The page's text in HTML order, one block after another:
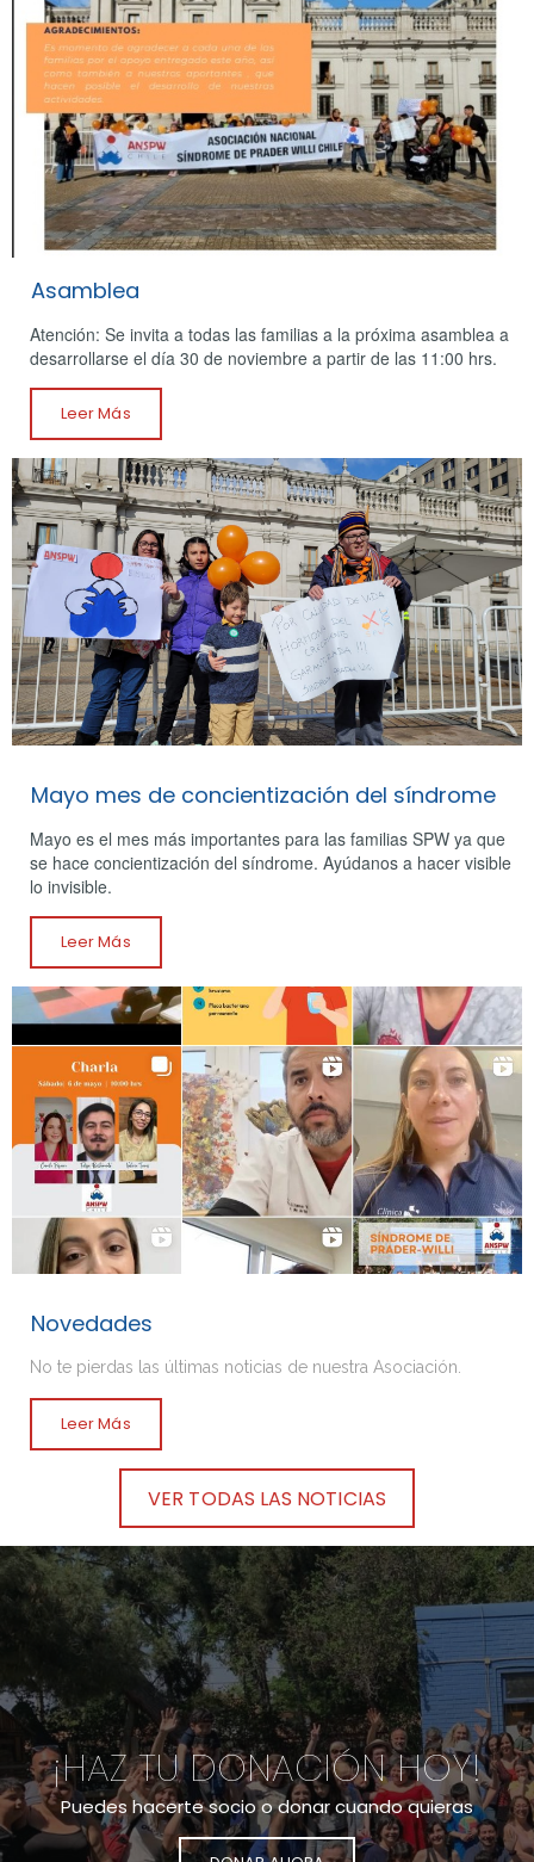
Asamblea
Atención: Se invita a todas las familias a la próxima asamblea a
desarrollarse el día 30 de noviembre a partir de las 11:00 hrs.
Leer Más
Mayo mes de concientización del síndrome
Mayo es el mes más importantes para las familias SPW ya que
se hace concientización del síndrome. Ayúdanos a hacer visible
lo invisible.
Leer Más
Novedades
No te pierdas las últimas noticias de nuestra Asociación.
Leer Más
VER TODAS LAS NOTICIAS
¡HAZ TU DONACIÓN HOY!
Puedes hacerte socio o donar cuando quieras